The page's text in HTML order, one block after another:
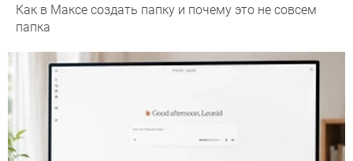
Как в Максе создать папку и почему это не совсем
папка